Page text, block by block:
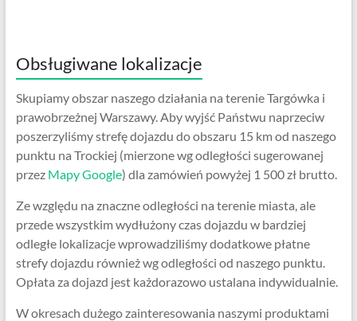
Obsługiwane lokalizacje
Skupiamy obszar naszego działania na terenie Targówka i
prawobrzeżnej Warszawy. Aby wyjść Państwu naprzeciw
poszerzyliśmy strefę dojazdu do obszaru 15 km od naszego
punktu na Trockiej (mierzone wg odległości sugerowanej
przez Mapy Google) dla zamówień powyżej 1 500 zł brutto.
Ze względu na znaczne odległości na terenie miasta, ale
przede wszystkim wydłużony czas dojazdu w bardziej
odległe lokalizacje wprowadziliśmy dodatkowe płatne
strefy dojazdu również wg odległości od naszego punktu.
Opłata za dojazd jest każdorazowo ustalana indywidualnie.
W okresach dużego zainteresowania naszymi produktami